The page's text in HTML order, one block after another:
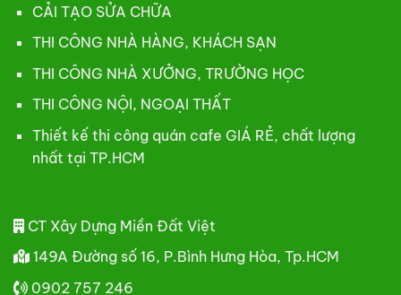
CẢI TẠO SỬA CHỮA
THI CÔNG NHÀ HÀNG, KHÁCH SẠN
THI CÔNG NHÀ XƯỞNG, TRƯỜNG HỌC
THI CÔNG NỘI, NGOẠI THẤT
Thiết kế thi công quán cafe GIÁ RẺ, chất lượng
nhất tại TP.HCM
CT Xây Dựng Miền Đất Việt
149A Đường số 16, P.Bình Hưng Hòa, Tp.HCM
0902 757 246